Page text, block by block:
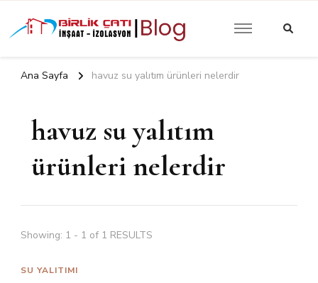
İzolasyon |
Güncel Yalıtım İzolasyon
Ana Sayfa
havuz su yalıtım ürünleri nelerdir
havuz su yalıtım
ürünleri nelerdir
Showing: 1 - 1 of 1 RESULTS
SU YALITIMI